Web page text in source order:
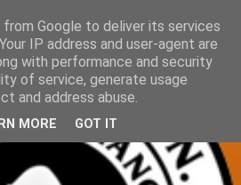
Google to deliver its services
IP address and user-agent are
with performance and security
of service, generate usage
and address abuse.
MORE GOT IT